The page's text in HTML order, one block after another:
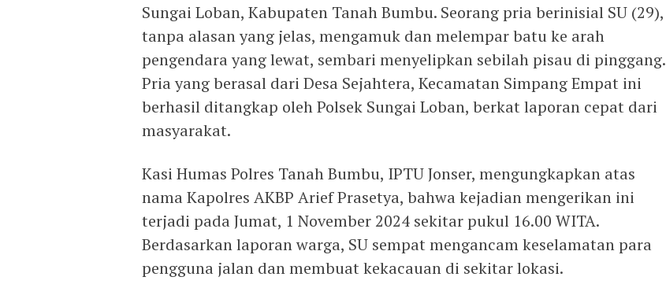
Sungai Loban, Kabupaten Tanah Bumbu. Seorang pria berinisial SU (29),
tanpa alasan yang jelas, mengamuk dan melempar batu ke arah
pengendara yang lewat, sembari menyelipkan sebilah pisau di pinggang.
Pria yang berasal dari Desa Sejahtera, Kecamatan Simpang Empat ini
berhasil ditangkap oleh Polsek Sungai Loban, berkat laporan cepat dari
masyarakat.
Kasi Humas Polres Tanah Bumbu, IPTU Jonser, mengungkapkan atas
nama Kapolres AKBP Arief Prasetya, bahwa kejadian mengerikan ini
terjadi pada Jumat, 1 November 2024 sekitar pukul 16.00 WITA.
Berdasarkan laporan warga, SU sempat mengancam keselamatan para
pengguna jalan dan membuat kekacauan di sekitar lokasi.